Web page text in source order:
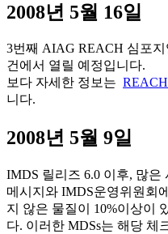
2008년 5월 16일
3번째 AIAG REACH 심포지
건에서 열릴 예정입니다.
보다 자세한 정보는
니다.
2008년 5월 9일
IMDS 릴리즈 6.0 이후, 많은
메시지와 IMDS운영위원회
지 않은 물질이 10%이상이
다. 이러한 MDSs는 해당 체